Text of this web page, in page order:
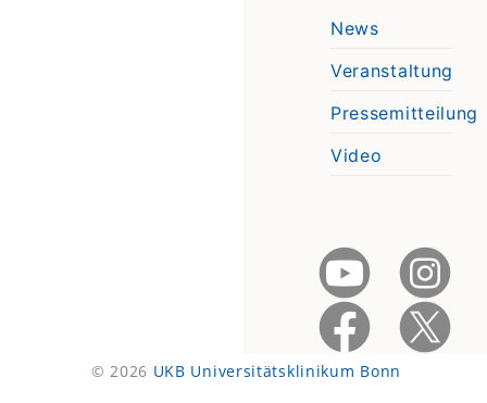
News
Veranstaltung
Pressemitteilung
Video
© 2026 UKB Universitätsklinikum Bonn